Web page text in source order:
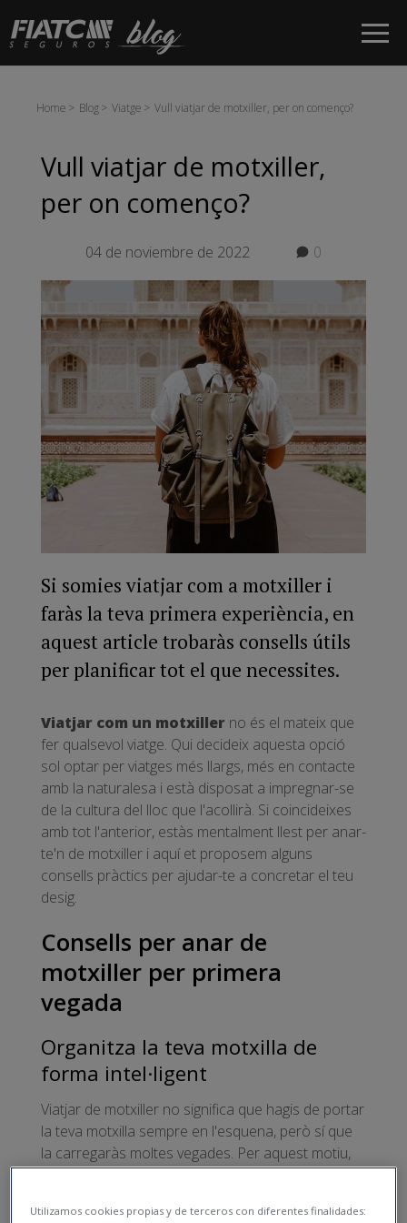
Salta al contingut principal
Home Blog Viatge Vull viatjar de motxiller, per on començo?
Vull viatjar de motxiller,
per on començo?
04 de noviembre de 2022 0
Si somies viatjar com a motxiller i
faràs la teva primera experiència, en
aquest article trobaràs consells útils
per planificar tot el que necessites.
Viatjar com un motxiller no és el mateix que
fer qualsevol viatge. Qui decideix aquesta opció
sol optar per viatges més llargs, més en contacte
amb la naturalesa i està disposat a impregnar-se
de la cultura del lloc que l'acollirà. Si coincideixes
amb tot l'anterior, estàs mentalment llest per anar-
te'n de motxiller i aquí et proposem alguns
consells pràctics per ajudar-te a concretar el teu
desig.
Consells per anar de
motxiller per primera
vegada
Organitza la teva motxilla de
forma intel·ligent
Viatjar de motxiller no significa que hagis de portar
la teva motxilla sempre en l'esquena, però sí que
la carregaràs moltes vegades. Per aquest motiu,
un dels primers consells que qualsevol motxiller
aorganitzar molt bé l'equipatge per
Utilizamos cookies propias y de terceros con diferentes finalidades: